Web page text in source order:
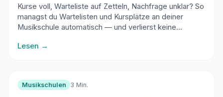
Kurse voll, Warteliste auf Zetteln, Nachfrage unklar? So
managst du Wartelisten und Kursplätze an deiner
Musikschule automatisch — und verlierst keine
Lesen →
Musikschulen 3 Min.